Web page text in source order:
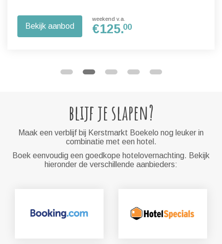
Bekijk aanbod
weekend v.a.
€125.00
blijf je slapen?
Maak een verblijf bij Kerstmarkt Boekelo nog leuker in
combinatie met een hotel.
Boek eenvoudig een goedkope hotelovernachting. Bekijk
hieronder de verschillende aanbieders: